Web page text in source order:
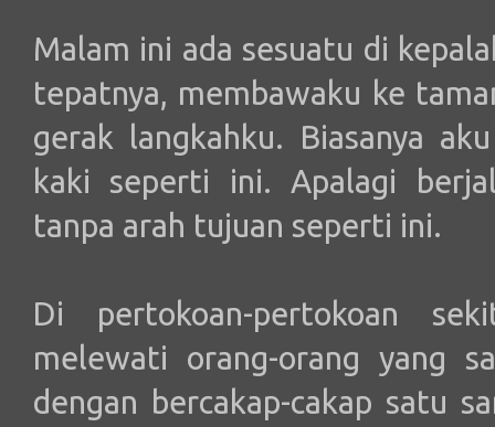
Malam ini ada sesuatu di
tepatnya, membawaku ke
gerak langkahku. Biasanya
kaki seperti ini. Apalagi
tanpa arah tujuan seperti ini.
Di pertokoan-pertokoan
melewati orang-orang yang
dengan bercakap-cakap satu